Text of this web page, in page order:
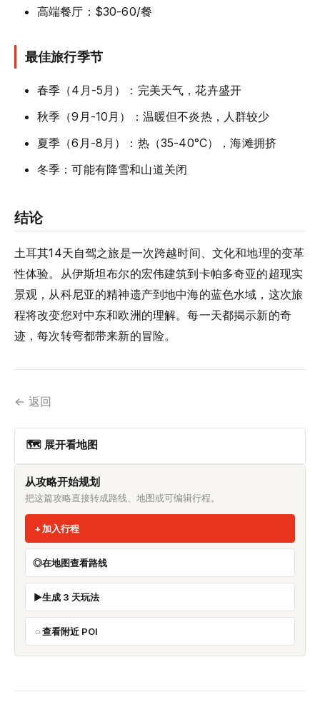
高端餐厅：$30-60/餐
最佳旅行季节
春季（4月-5月）：完美天气，花卉盛开
秋季（9月-10月）：温暖但不炎热，人群较少
夏季（6月-8月）：热（35-40°C），海滩拥挤
冬季：可能有降雪和山道关闭
结论
土耳其14天自驾之旅是一次跨越时间、文化和地理的变革
性体验。从伊斯坦布尔的宏伟建筑到卡帕多奇亚的超现实
景观，从科尼亚的精神遗产到地中海的蓝色水域，这次旅
程将改变您对中东和欧洲的理解。每一天都揭示新的奇
迹，每次转弯都带来新的冒险。
← 返回
🗺 展开看地图
从攻略开始规划
把这篇攻略直接转成路线、地图或可编辑行程。
加入行程
在地图查看路线
生成 3 天玩法
查看附近 POI